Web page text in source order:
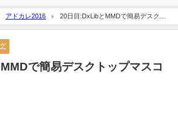
アドカレ2016
20日目:DxLibとMMDで簡易デスクト
で簡易デスクトップマスコ